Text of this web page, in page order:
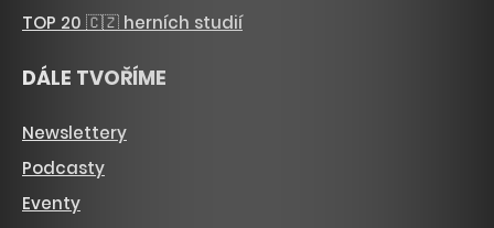
TOP 20 🇨🇿 herních studií
DÁLE TVOŘÍME
Newslettery
Podcasty
Eventy